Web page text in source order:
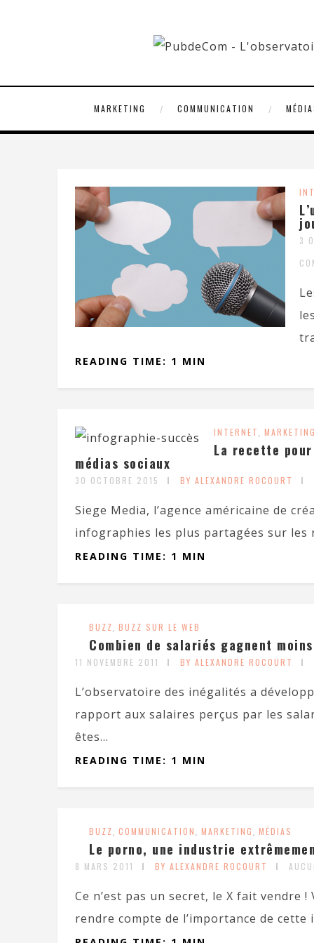
MARKETING COMMUNICATION
3
READING TIME: 1 MIN
INTERNET,
La recette
médias sociaux
30 OCTOBRE 2015 BY ALEXANDRE ROCOURT
Siege Media, l’agence américaine de
infographies les plus partagées sur les
READING TIME: 1 MIN
BUZZ, BUZZ SUR LE WEB
Combien de salariés gagnent
11 NOVEMBRE 2011 BY ALEXANDRE ROCOURT
L’observatoire des inégalités a
rapport aux salaires perçus par les
êtes...
READING TIME: 1 MIN
BUZZ, COMMUNICATION, MARKETING, MÉDIAS
Le porno, une industrie
8 MARS 2011 BY ALEXANDRE ROCOURT
Ce n’est pas un secret, le X fait
rendre compte de l’importance de